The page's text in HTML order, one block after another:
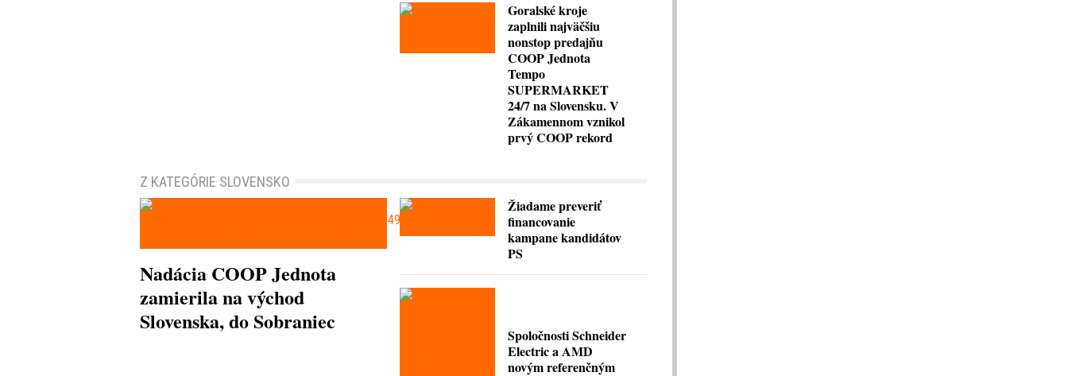
Goralské kroje
zaplnili najväčšiu
nonstop predajňu
COOP Jednota
Tempo
SUPERMARKET
24/7 na Slovensku. V
Zákamennom vznikol
prvý COOP rekord
Z KATEGÓRIE SLOVENSKO
Nadácia COOP Jednota
zamierila na východ
Slovenska, do Sobraniec
Žiadame preveriť
financovanie
kampane kandidátov
PS
Spoločnosti Schneider
Electric a AMD
novým referenčným